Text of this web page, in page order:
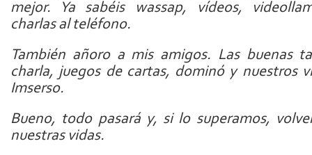
mejor. Ya sabéis wassap, vídeos,
charlas al teléfono.
También añoro a mis amigos. Las buenas
charla, juegos de cartas, dominó y nuestros
Imserso.
Bueno, todo pasará y, si lo superamos,
nuestras vidas.